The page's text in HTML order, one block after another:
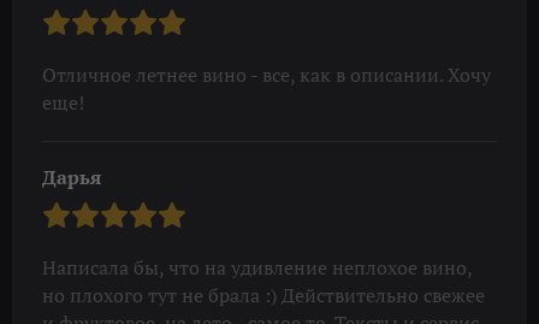
Отличное летнее вино - все, как в описании. Хочу
еще!
Дарья
Написала бы, что на удивление неплохое вино,
но плохого тут не брала :) Действительно свежее